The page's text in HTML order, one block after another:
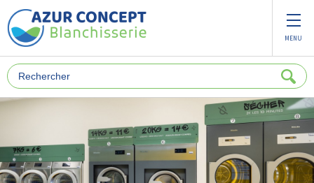
MENU
Panneau de gestion des cookies